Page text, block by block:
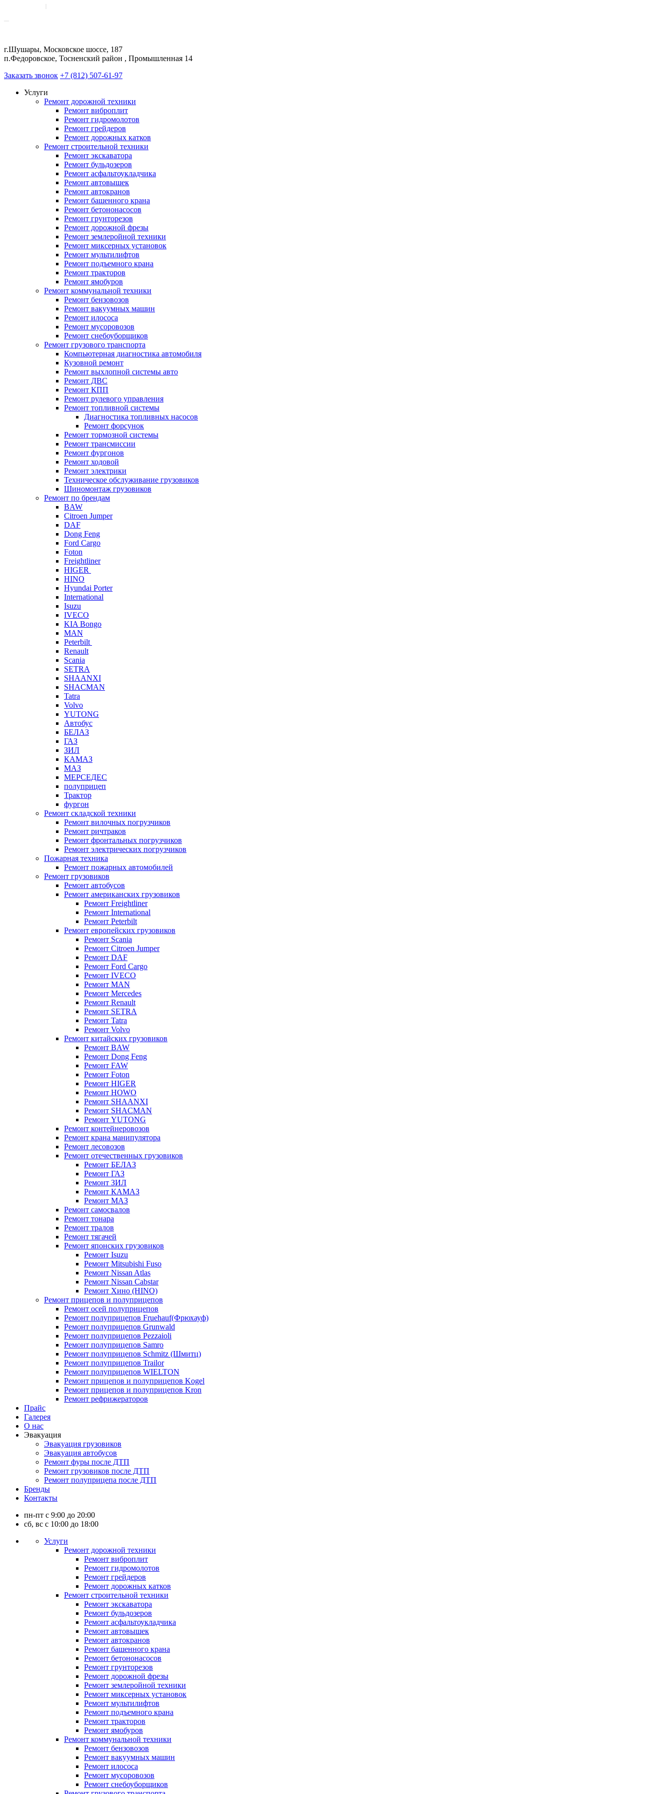
г.Шушары, Московское шоссе, 187
п.Федоровское, Тосненский район , Промышленная 14
Заказать звонок +7 (812) 507-61-97
Услуги
Ремонт дорожной техники
Ремонт виброплит
Ремонт гидромолотов
Ремонт грейдеров
Ремонт дорожных катков
Ремонт строительной техники
Ремонт экскаватора
Ремонт бульдозеров
Ремонт асфальтоукладчика
Ремонт автовышек
Ремонт автокранов
Ремонт башенного крана
Ремонт бетононасосов
Ремонт грунторезов
Ремонт дорожной фрезы
Ремонт землеройной техники
Ремонт миксерных установок
Ремонт мультилифтов
Ремонт подъемного крана
Ремонт тракторов
Ремонт ямобуров
Ремонт коммунальной техники
Ремонт бензовозов
Ремонт вакуумных машин
Ремонт илососа
Ремонт мусоровозов
Ремонт снебоуборщиков
Ремонт грузового транспорта
Компьютерная диагностика автомобиля
Кузовной ремонт
Ремонт выхлопной системы авто
Ремонт ДВС
Ремонт КПП
Ремонт рулевого управления
Ремонт топливной системы
Диагностика топливных насосов
Ремонт форсунок
Ремонт тормозной системы
Ремонт трансмиссии
Ремонт фургонов
Ремонт ходовой
Ремонт электрики
Техническое обслуживание грузовиков
Шиномонтаж грузовиков
Ремонт по брендам
BAW
Citroen Jumper
DAF
Dong Feng
Ford Cargo
Foton
Freightliner
HIGER
HINO
Hyundai Porter
International
Isuzu
IVECO
KIA Bongo
MAN
Peterbilt
Renault
Scania
SETRA
SHAANXI
SHACMAN
Tatra
Volvo
YUTONG
Автобус
БЕЛАЗ
ГАЗ
ЗИЛ
КАМАЗ
МАЗ
МЕРСЕДЕС
полуприцеп
Трактор
фургон
Ремонт складской техники
Ремонт вилочных погрузчиков
Ремонт ричтраков
Ремонт фронтальных погрузчиков
Ремонт электрических погрузчиков
Пожарная техника
Ремонт пожарных автомобилей
Ремонт грузовиков
Ремонт автобусов
Ремонт американских грузовиков
Ремонт Freightliner
Ремонт International
Ремонт Peterbilt
Ремонт европейских грузовиков
Ремонт Scania
Ремонт Citroen Jumper
Ремонт DAF
Ремонт Ford Cargo
Ремонт IVECO
Ремонт MAN
Ремонт Mercedes
Ремонт Renault
Ремонт SETRA
Ремонт Tatra
Ремонт Volvo
Ремонт китайских грузовиков
Ремонт BAW
Ремонт Dong Feng
Ремонт FAW
Ремонт Foton
Ремонт HIGER
Ремонт HOWO
Ремонт SHAANXI
Ремонт SHACMAN
Ремонт YUTONG
Ремонт контейнеровозов
Ремонт крана манипулятора
Ремонт лесовозов
Ремонт отечественных грузовиков
Ремонт БЕЛАЗ
Ремонт ГАЗ
Ремонт ЗИЛ
Ремонт КАМАЗ
Ремонт МАЗ
Ремонт самосвалов
Ремонт тонара
Ремонт тралов
Ремонт тягачей
Ремонт японских грузовиков
Ремонт Isuzu
Ремонт Mitsubishi Fuso
Ремонт Nissan Atlas
Ремонт Nissan Cabstar
Ремонт Хино (HINO)
Ремонт прицепов и полуприцепов
Ремонт осей полуприцепов
Ремонт полуприцепов Fruehauf(Фрюхауф)
Ремонт полуприцепов Grunwald
Ремонт полуприцепов Pezzaioli
Ремонт полуприцепов Samro
Ремонт полуприцепов Schmitz (Шмитц)
Ремонт полуприцепов Trailor
Ремонт полуприцепов WIELTON
Ремонт прицепов и полуприцепов Kogel
Ремонт прицепов и полуприцепов Kron
Ремонт рефрижераторов
Прайс
Галерея
О нас
Эвакуация
Эвакуация грузовиков
Эвакуация автобусов
Ремонт фуры после ДТП
Ремонт грузовиков после ДТП
Ремонт полуприцепа после ДТП
Бренды
Контакты
пн-пт с 9:00 до 20:00
сб, вс с 10:00 до 18:00
Услуги
Ремонт дорожной техники
Ремонт виброплит
Ремонт гидромолотов
Ремонт грейдеров
Ремонт дорожных катков
Ремонт строительной техники
Ремонт экскаватора
Ремонт бульдозеров
Ремонт асфальтоукладчика
Ремонт автовышек
Ремонт автокранов
Ремонт башенного крана
Ремонт бетононасосов
Ремонт грунторезов
Ремонт дорожной фрезы
Ремонт землеройной техники
Ремонт миксерных установок
Ремонт мультилифтов
Ремонт подъемного крана
Ремонт тракторов
Ремонт ямобуров
Ремонт коммунальной техники
Ремонт бензовозов
Ремонт вакуумных машин
Ремонт илососа
Ремонт мусоровозов
Ремонт снебоуборщиков